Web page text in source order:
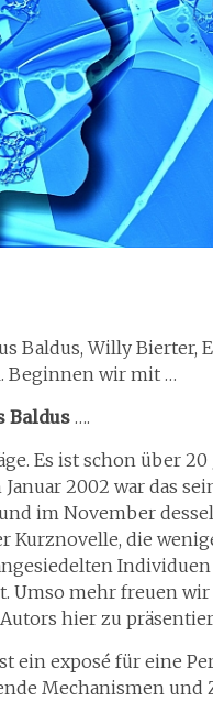
Baldus, Willy Bierter,
Beginnen wir mit …
Baldus ….
Es ist schon über 20
2002 war das
im November
Kurznovelle, die
Umso mehr freuen
hier zu
ein exposé für eine
Mechanismen und